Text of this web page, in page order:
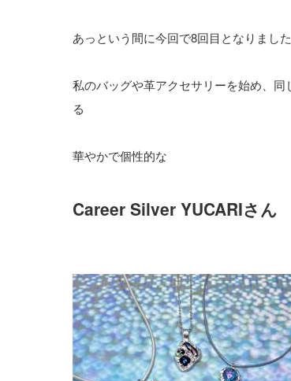
あっという間に今回で8回目となりました
私のバッグや革アクセサリーを始め、
る
華やかで個性的な
Career Silver YUCARIさん